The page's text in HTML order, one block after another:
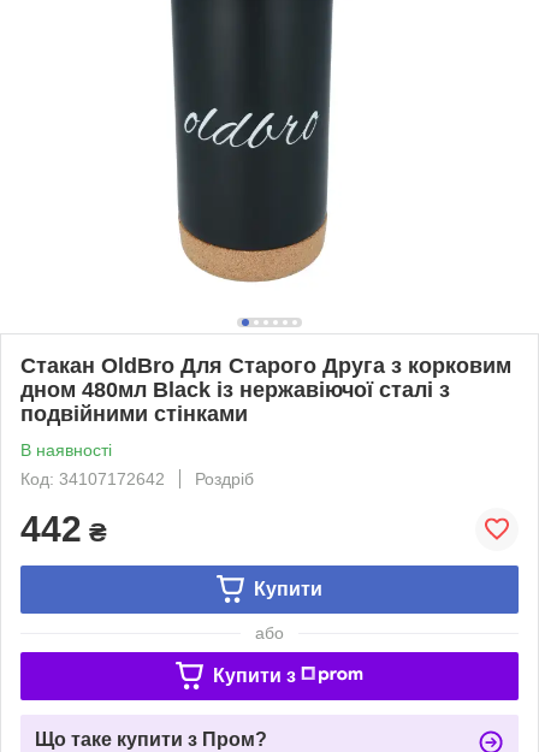
Стакан OldBro Для Старого Друга з корковим
дном 480мл Black із нержавіючої сталі з
подвійними стінками
В наявності
Код: 34107172642
Роздріб
442 ₴
Купити
або
Купити з
Що таке купити з Пром?